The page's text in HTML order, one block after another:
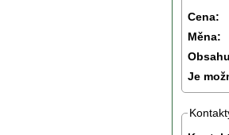
Cena:
Měna:
Je